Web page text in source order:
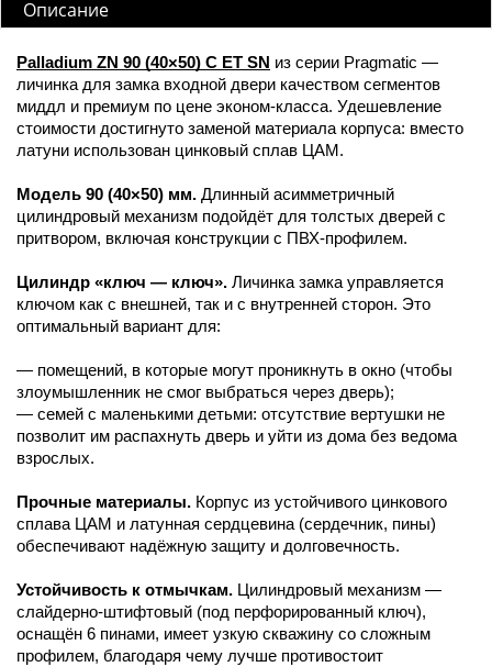
Описание
Palladium ZN 90 (40×50) C ET SN из серии Pragmatic —
личинка для замка входной двери качеством сегментов
миддл и премиум по цене эконом-класса. Удешевление
стоимости достигнуто заменой материала корпуса: вместо
латуни использован цинковый сплав ЦАМ.
Модель 90 (40×50) мм. Длинный асимметричный
цилиндровый механизм подойдёт для толстых дверей с
притвором, включая конструкции с ПВХ-профилем.
Цилиндр «ключ — ключ». Личинка замка управляется
ключом как с внешней, так и с внутренней сторон. Это
оптимальный вариант для:
— помещений, в которые могут проникнуть в окно (чтобы
злоумышленник не смог выбраться через дверь);
— семей с маленькими детьми: отсутствие вертушки не
позволит им распахнуть дверь и уйти из дома без ведома
взрослых.
Прочные материалы. Корпус из устойчивого цинкового
сплава ЦАМ и латунная сердцевина (сердечник, пины)
обеспечивают надёжную защиту и долговечность.
Устойчивость к отмычкам. Цилиндровый механизм —
слайдерно-штифтовый (под перфорированный ключ),
оснащён 6 пинами, имеет узкую скважину со сложным
профилем, благодаря чему лучше противостоит